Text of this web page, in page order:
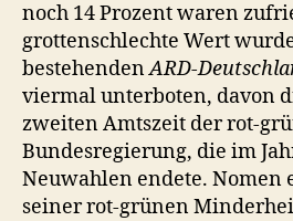
noch 14 Prozent waren
grottenschlechte Wert
bestehendenARD-
viermal unterboten, davon
zweiten Amtszeit der rot-
Bundesregierung, die im
Neuwahlen endete. Nomen
seiner rot-grünen